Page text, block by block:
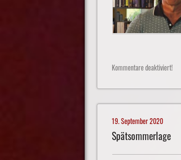
Kommentare deaktiviert!
19. September 2020
Spätsommerlage